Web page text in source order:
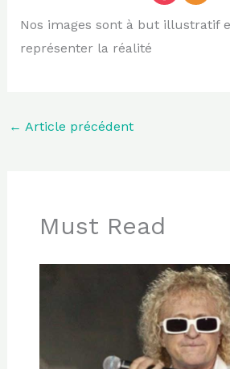
Nos images sont à but illustratif
représenter la réalité
← Article précédent
Must Read